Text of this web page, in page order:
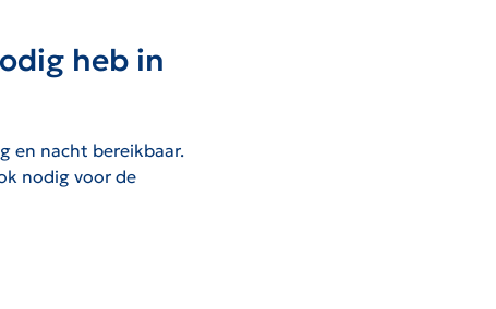
heb in
en nacht bereikbaar.
nodig voor de